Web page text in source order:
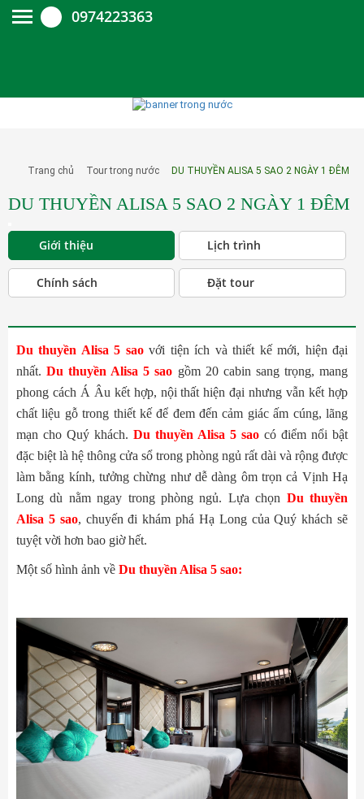
0974223363
Trang chủ Tour trong nước DU THUYỀN ALISA 5 SAO 2 NGÀY 1 ĐÊM
DU THUYỀN ALISA 5 SAO 2 NGÀY 1 ĐÊM
Giới thiệu Lịch trình
Chính sách Đặt tour
Du thuyền Alisa 5 saovới tiện ích và thiết kế mới, hiện đại
nhất.Du thuyền Alisa 5 sao gồm 20 cabin sang trọng, mang
phong cách Á Âu kết hợp, nội thất hiện đại nhưng vẫn kết hợp
chất liệu gỗ trong thiết kế để đem đến cảm giác ấm cúng, lãng
mạn cho Quý khách. Du thuyền Alisa 5 sao có điểm nổi bật
đặc biệt là hệ thông cửa sổ trong phòng ngủ rất dài và rộng được
làm bằng kính, tưởng chừng như dễ dàng ôm trọn cả Vịnh Hạ
Long dù nằm ngay trong phòng ngủ. Lựa chọn Du thuyền
Alisa 5 sao, chuyến đi khám phá Hạ Long của Quý khách sẽ
tuyệt vời hơn bao giờ hết.
Một số hình ảnh về Du thuyền Alisa 5 sao: